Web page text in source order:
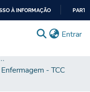
À INFORMAÇÃO
Entrar
Enfermagem - TCC